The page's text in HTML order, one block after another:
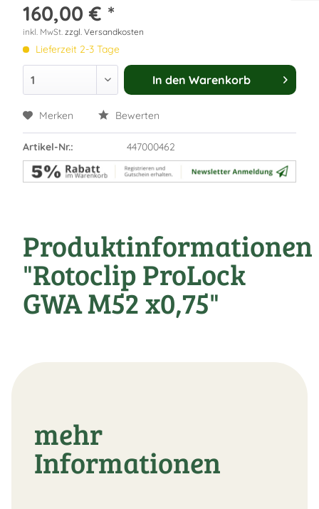
160,00 € *
inkl. MwSt. zzgl. Versandkosten
Lieferzeit 2-3 Tage
In den Warenkorb
Merken Bewerten
Artikel-Nr.: 447000462
Produktinformationen
"Rotoclip ProLock
GWA M52 x0,75"
mehr
Informationen